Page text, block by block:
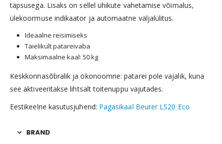
täpsusega. Lisaks on sellel ühikute vahetamise võimalus,
ülekoormuse indikaator ja automaatne väljalülitus.
Ideaalne reisimiseks
Täielikult patareivaba
Maksimaalne kaal: 50 kg
Keskkonnasõbralik ja ökonoomne: patarei pole vajalik, kuna
see aktiveeritakse lihtsalt toitenuppu vajutades.
Eestikeelne kasutusjuhend: Pagasikaal Beurer LS20 Eco
BRAND